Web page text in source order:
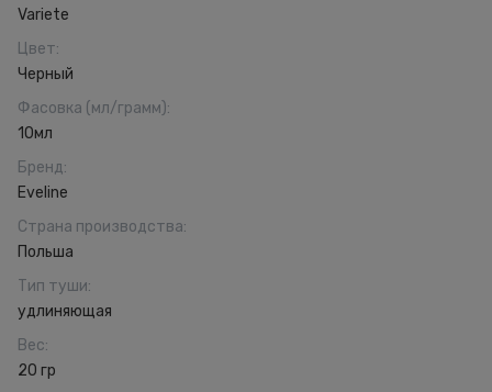
Variete
Цвет:
Черный
Фасовка (мл/грамм):
10мл
Бренд:
Eveline
Страна производства:
Польша
Тип туши:
удлиняющая
Вес:
20 гр